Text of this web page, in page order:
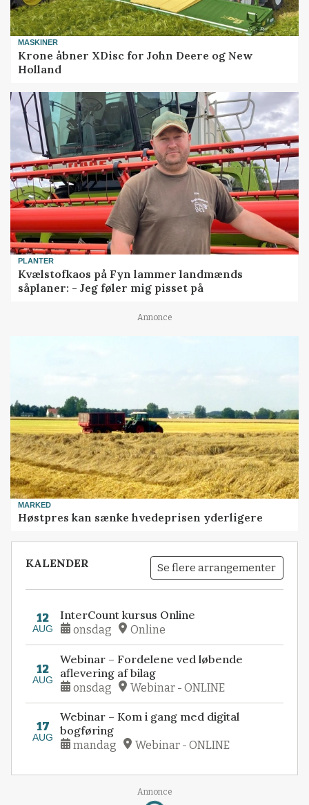
MASKINER
Krone åbner XDisc for John Deere og New
Holland
PLANTER
Kvælstofkaos på Fyn lammer landmænds
såplaner: - Jeg føler mig pisset på
Annonce
MARKED
Høstpres kan sænke hvedeprisen yderligere
KALENDER Se flere arrangementer
12
AUG
InterCount kursus Online
onsdag Online
12
AUG
Webinar – Fordelene ved løbende
aflevering af bilag
onsdag Webinar - ONLINE
17
AUG
Webinar – Kom i gang med digital
bogføring
mandag Webinar - ONLINE
Annonce